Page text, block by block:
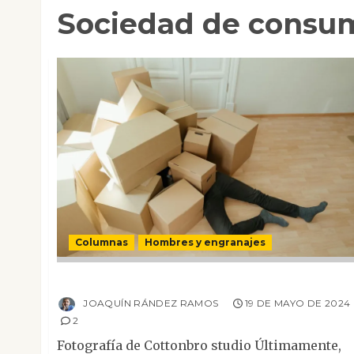
Sociedad de
Columnas Hombres y engranajes
JOAQUÍN RÁNDEZ RAMOS
19 DE MAYO DE 2024
2
Fotografía de Cottonbro studio Últimamente,